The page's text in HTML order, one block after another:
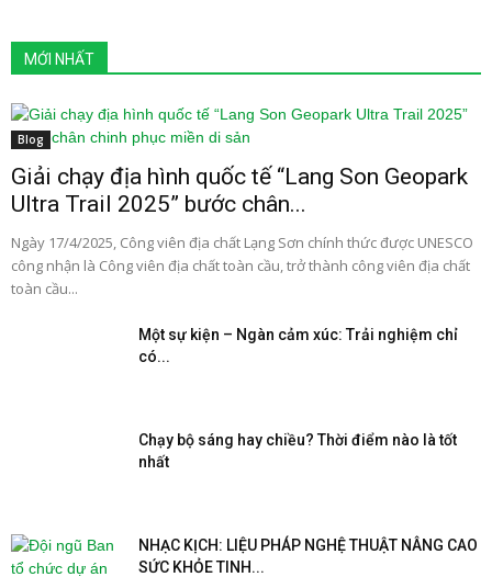
MỚI NHẤT
Blog
Giải chạy địa hình quốc tế “Lang Son Geopark
Ultra Trail 2025” bước chân...
Ngày 17/4/2025, Công viên địa chất Lạng Sơn chính thức được UNESCO
công nhận là Công viên địa chất toàn cầu, trở thành công viên địa chất
toàn cầu...
Một sự kiện – Ngàn cảm xúc: Trải nghiệm chỉ
có...
Chạy bộ sáng hay chiều? Thời điểm nào là tốt
nhất
NHẠC KỊCH: LIỆU PHÁP NGHỆ THUẬT NÂNG CAO
SỨC KHỎE TINH...